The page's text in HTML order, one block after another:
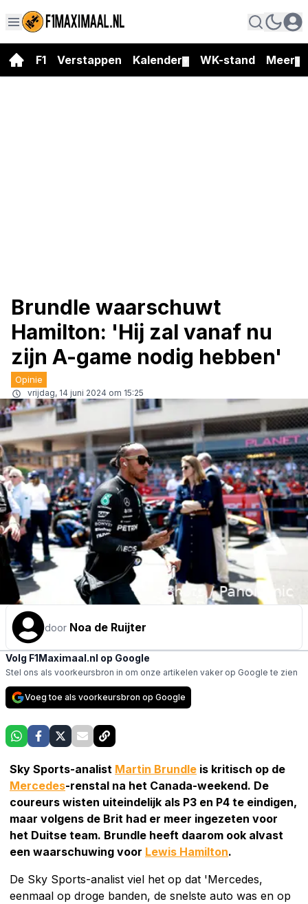
F1 Verstappen Kalender WK-stand Meer
Brundle waarschuwt
Hamilton: 'Hij zal vanaf nu
zijn A-game nodig hebben'
Opinie
vrijdag, 14 juni 2024 om 15:25
door Noa de Ruijter
Volg F1Maximaal.nl op Google
Stel ons als voorkeursbron in om onze artikelen vaker op Google te zien
Voeg toe als voorkeursbron op Google
Sky Sports-analist Martin Brundle is kritisch op de
Mercedes-renstal na het Canada-weekend. De
coureurs wisten uiteindelijk als P3 en P4 te eindigen,
maar volgens de Brit had er meer ingezeten voor
het Duitse team. Brundle heeft daarom ook alvast
een waarschuwing voor Lewis Hamilton.
De Sky Sports-analist viel het op dat 'Mercedes,
eenmaal op droge banden, de snelste auto was en op